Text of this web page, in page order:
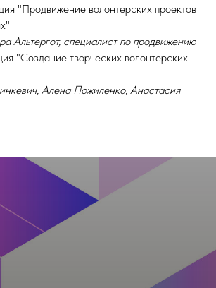
"Продвижение волонтерских проектов
Альтергот, специалист по продвижению
"Создание творческих волонтерских
Алена Пожиленко, Анастасия